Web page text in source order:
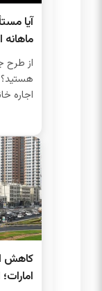
آیا
ماهانه
از طرح
هستید؟
اجاره
کاهش
امارات؛ از ۳۰ تا ۴۵